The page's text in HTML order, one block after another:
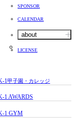
SPONSOR
CALENDAR
about
LICENSE
1甲子園・カレッジ
1 AWARDS
1 GYM